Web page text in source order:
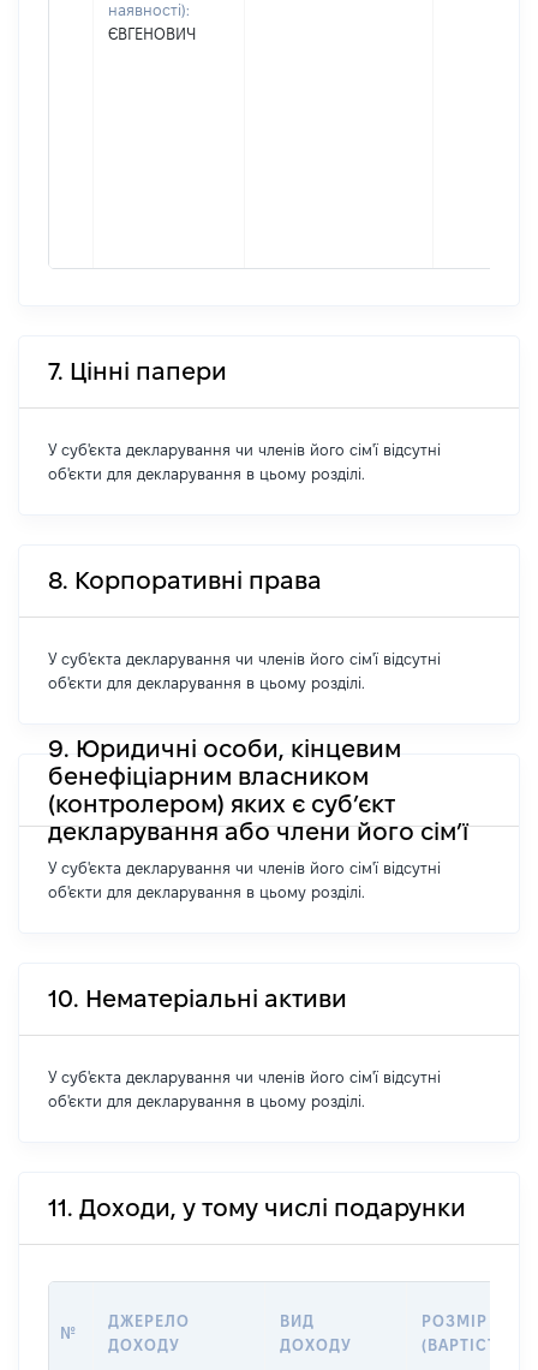
наявності):
ЄВГЕНОВИЧ
7. Цінні папери
У суб'єкта декларування чи членів його сім'ї відсутні
об'єкти для декларування в цьому розділі.
8. Корпоративні права
У суб'єкта декларування чи членів його сім'ї відсутні
об'єкти для декларування в цьому розділі.
9. Юридичні особи, кінцевим
бенефіціарним власником
(контролером) яких є суб’єкт
декларування або члени його сім’ї
У суб'єкта декларування чи членів його сім'ї відсутні
об'єкти для декларування в цьому розділі.
10. Нематеріальні активи
У суб'єкта декларування чи членів його сім'ї відсутні
об'єкти для декларування в цьому розділі.
11. Доходи, у тому числі подарунки
№
ДЖЕРЕЛО
ДОХОДУ
ВИД
ДОХОДУ
РОЗМІР
(ВАРТІСТЬ)